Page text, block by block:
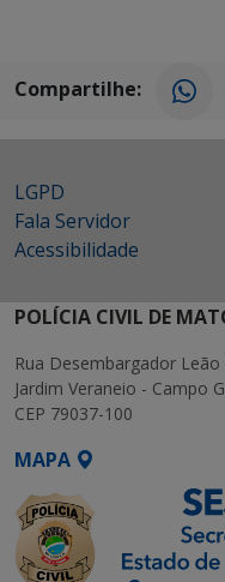
Compartilhe:
LGPD
Fala Servidor
Acessibilidade
POLÍCIA CIVIL DE
Rua Desembargador
Jardim Veraneio - Campo
CEP 79037-100
MAPA